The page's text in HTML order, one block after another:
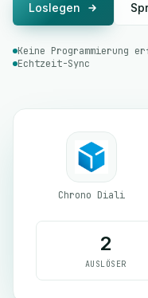
Loslegen
Keine Programmierung
Echtzeit-Sync
Chrono Diali
2
AUSLÖSER